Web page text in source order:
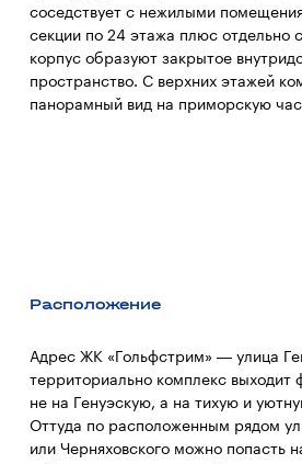
соседствует с нежилыми
секции по 24 этажа плюс отдельно
корпус образуют закрытое
пространство. С верхних этажей
панорамный вид на приморскую
Расположение
Адрес ЖК «Гольфстрим» — улица
территориально комплекс выходит
не на Генуэскую, а на тихую и
Оттуда по расположенным рядом
или Черняховского можно попасть